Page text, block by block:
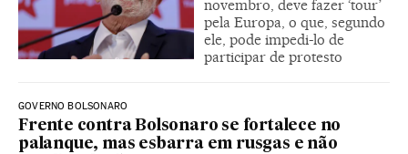
novembro, deve fazer ‘tour’
pela Europa, o que, segundo
ele, pode impedi-lo de
participar de protesto
GOVERNO BOLSONARO
Frente contra Bolsonaro se fortalece no
palanque, mas esbarra em rusgas e não